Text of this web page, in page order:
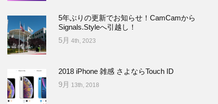
5年ぶりの更新でお知らせ！CamCamから
Signals.Styleへ引越し！
5月 4th, 2023
2018 iPhone 雑感 さよならTouch ID
9月 13th, 2018